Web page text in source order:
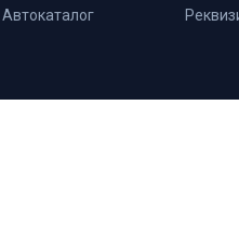
Автокаталог